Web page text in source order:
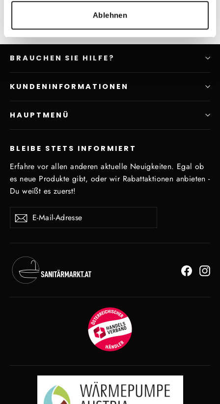
Ablehnen
BRAUCHEN SIE HILFE?
KUNDENINFORMATIONEN
HAUPTMENÜ
BLEIBE STETS INFORMIERT
Erfahre vor allen anderen aktuelle Neuigkeiten. Egal ob
es neue Produkte gibt, oder wir Rabattaktionen anbieten -
Du weißt es zuerst!
E-
Mail-
Abonnieren